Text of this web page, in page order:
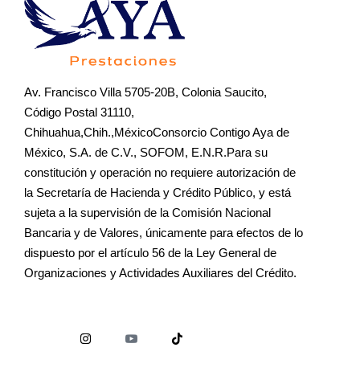
Av. Francisco Villa 5705-20B, Colonia Saucito,
Código Postal 31110,
Chihuahua,Chih.,MéxicoConsorcio Contigo Aya de
México, S.A. de C.V., SOFOM, E.N.R.Para su
constitución y operación no requiere autorización de
la Secretaría de Hacienda y Crédito Público, y está
sujeta a la supervisión de la Comisión Nacional
Bancaria y de Valores, únicamente para efectos de lo
dispuesto por el artículo 56 de la Ley General de
Organizaciones y Actividades Auxiliares del Crédito.